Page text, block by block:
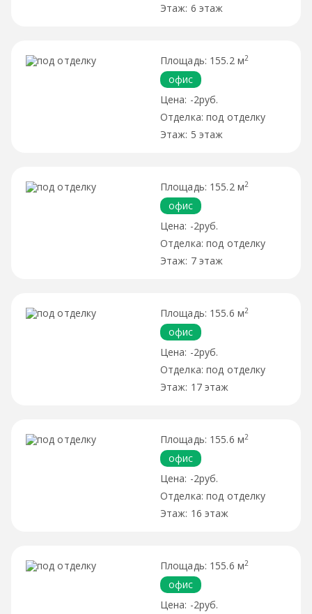
6 этаж
155.2 м2
офис
-2руб.
под отделку
5 этаж
155.2 м2
офис
-2руб.
под отделку
7 этаж
155.6 м2
офис
-2руб.
под отделку
17 этаж
155.6 м2
офис
-2руб.
под отделку
16 этаж
155.6 м2
офис
-2руб.